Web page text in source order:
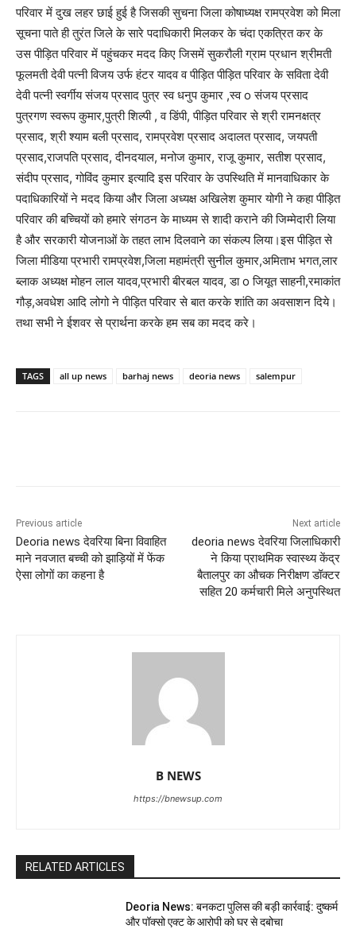
परिवार में दुख लहर छाई हुई है जिसकी सुचना जिला कोषाध्यक्ष रामप्रवेश को मिला
सूचना पाते ही तुरंत जिले के सारे पदाधिकारी मिलकर के चंदा एकत्रित कर के
उस पीड़ित परिवार में पहुंचकर मदद किए जिसमें सुकरौली ग्राम प्रधान श्रीमती
फूलमती देवी पत्नी विजय उर्फ हंटर यादव व पीड़ित पीड़ित परिवार के सविता देवी
देवी पत्नी स्वर्गीय संजय प्रसाद पुत्र स्व धनुप कुमार ,स्व o संजय प्रसाद
पुत्रगण स्वरूप कुमार,पुत्री शिल्पी , व डिंपी, पीड़ित परिवार से श्री रामनक्षत्र
प्रसाद, श्री श्याम बली प्रसाद, रामप्रवेश प्रसाद अदालत प्रसाद, जयपती
प्रसाद,राजपति प्रसाद, दीनदयाल, मनोज कुमार, राजू कुमार, सतीश प्रसाद,
संदीप प्रसाद, गोविंद कुमार इत्यादि इस परिवार के उपस्थिति में मानवाधिकार के
पदाधिकारियों ने मदद किया और जिला अध्यक्ष अखिलेश कुमार योगी ने कहा पीड़ित
परिवार की बच्चियों को हमारे संगठन के माध्यम से शादी कराने की जिम्मेदारी लिया
है और सरकारी योजनाओं के तहत लाभ दिलवाने का संकल्प लिया।इस पीड़ित से
जिला मीडिया प्रभारी रामप्रवेश,जिला महामंत्री सुनील कुमार,अमिताभ भगत,लार
ब्लाक अध्यक्ष मोहन लाल यादव,प्रभारी बीरबल यादव, डा o जियूत साहनी,रमाकांत
गौड़,अवधेश आदि लोगो ने पीड़ित परिवार से बात करके शांति का अवसाशन दिये।
तथा सभी ने ईशवर से प्रार्थना करके हम सब का मदद करे।
TAGS all up news barhaj news deoria news salempur
Previous article
Deoria news देवरिया बिना विवाहित
माने नवजात बच्ची को झाड़ियों में फेंक
ऐसा लोगों का कहना है
Next article
deoria news देवरिया जिलाधिकारी
ने किया प्राथमिक स्वास्थ्य केंद्र
बैतालपुर का औचक निरीक्षण डॉक्टर
सहित 20 कर्मचारी मिले अनुपस्थित
B NEWS
https://bnewsup.com
RELATED ARTICLES
Deoria News: बनकटा पुलिस की बड़ी कार्रवाई: दुष्कर्म
और पॉक्सो एक्ट के आरोपी को घर से दबोचा